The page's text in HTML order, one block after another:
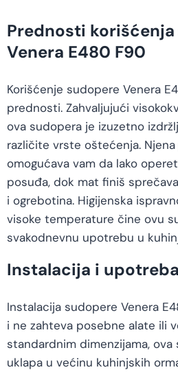
Prednosti
Venera E480 F90
Korišćenje sudopere Venera
prednosti. Zahvaljujući
ova sudopera je izuzetno
različite vrste oštećenja.
omogućava vam da lako
posuđa, dok mat finiš
i ogrebotina. Higijenska
visoke temperature čine ovu
svakodnevnu upotrebu u
Instalacija i upotreba
Instalacija sudopere Venera
i ne zahteva posebne alate ili
standardnim dimenzijama, ova
uklapa u većinu kuhinjskih